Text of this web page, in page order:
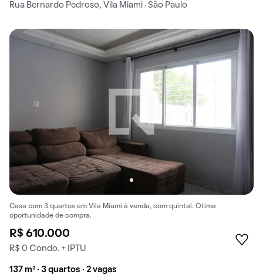
Rua Bernardo Pedroso, Vila Miami · São Paulo
Casa com 3 quartos em Vila Miami à venda, com quintal. Ótima
oportunidade de compra.
R$ 610.000
R$ 0 Condo. + IPTU
137 m² · 3 quartos · 2 vagas